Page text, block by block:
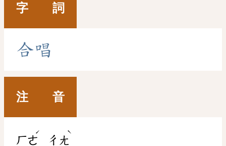
字 詞
合唱
注 音
ㄏㄜ
ˊ
ㄔㄤ
ˋ